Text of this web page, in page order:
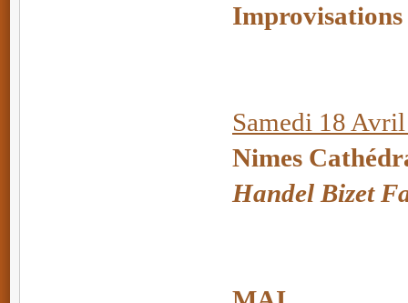
Samedi 18
Nimes
Handel Bizet